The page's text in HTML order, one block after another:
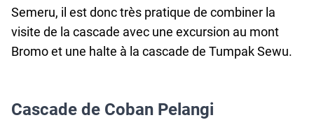
Semeru, il est donc très pratique de combiner la
visite de la cascade avec une excursion au mont
Bromo et une halte à la cascade de Tumpak Sewu.
Cascade de Coban Pelangi